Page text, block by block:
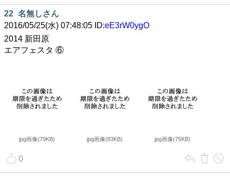
22 名無しさん
2016/05/25(水) 07:48:05 ID:eE3rW0ygO
2014 新田原
エアフェスタ ⑥
jpg画像(79KB) jpg画像(83KB) jpg画像(75KB)
0